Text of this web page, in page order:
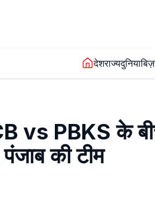
देशराज्यदुनिया
PBKS के
की टीम